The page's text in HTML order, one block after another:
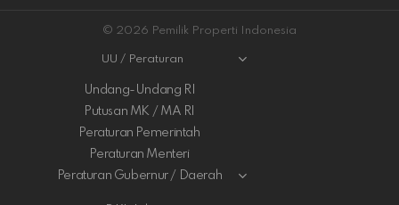
© 2026 Pemilik Properti Indonesia
UU / Peraturan
Undang-Undang RI
Putusan MK / MA RI
Peraturan Pemerintah
Peraturan Menteri
Peraturan Gubernur / Daerah